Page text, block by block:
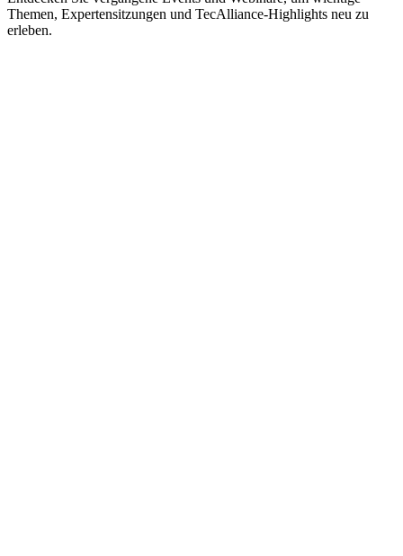
Themen, Expertensitzungen und TecAlliance-Highlights neu zu
erleben.